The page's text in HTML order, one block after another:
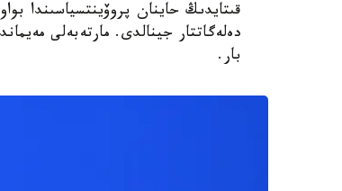
قىتايدىڭ حاينان پروۆينتسياسىندا
دەلەگاتتار جينالدى. مارتەبەلى
بار.